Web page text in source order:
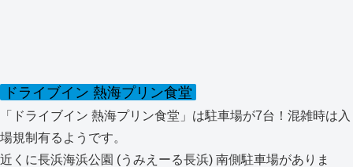
ドライブイン 熱海プリン食堂
「ドライブイン 熱海プリン食堂」は駐車場が7台！混雑時は入
場規制有るようです。
近くに長浜海浜公園 (うみえーる長浜) 南側駐車場がありま